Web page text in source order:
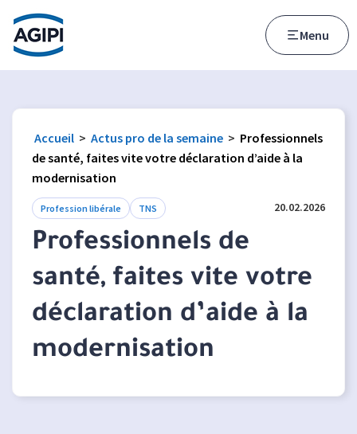
Accès au menu
Accès au contenu principal
Menu
Accueil > Actus pro de la semaine > Professionnels
de santé, faites vite votre déclaration d’aide à la
modernisation
Profession libérale TNS 20.02.2026
Professionnels de
santé, faites vite votre
déclaration d’aide à la
modernisation